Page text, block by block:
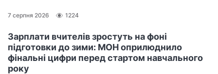
7 серпня 2026 1224
Зарплати вчителів зростуть на фоні
підготовки до зими: МОН оприлюднило
фінальні цифри перед стартом навчального
року